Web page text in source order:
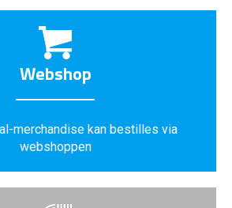
Webshop
merchandise kan bestilles via
webshoppen